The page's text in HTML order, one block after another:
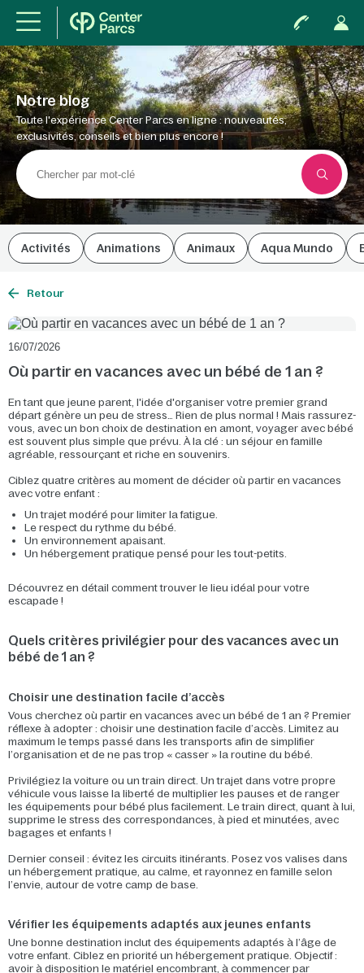
Notre blog
Toute l'expérience Center Parcs en ligne : nouveautés,
exclusivités, conseils et bien plus encore !
Activités Animations Animaux Aqua Mundo
Retour
16/07/2026
Où partir en vacances avec un bébé de 1 an ?
En tant que jeune parent, l'idée d'organiser votre premier grand
départ génère un peu de stress… Rien de plus normal ! Mais rassurez-
vous, avec un bon choix de destination en amont, voyager avec bébé
est souvent plus simple que prévu. À la clé : un séjour en famille
agréable, ressourçant et riche en souvenirs.
Ciblez quatre critères au moment de décider où partir en vacances
avec votre enfant :
Un trajet modéré pour limiter la fatigue.
Le respect du rythme du bébé.
Un environnement apaisant.
Un hébergement pratique pensé pour les tout-petits.
Découvrez en détail comment trouver le lieu idéal pour votre
escapade !
Quels critères privilégier pour des vacances avec un
bébé de 1 an ?
Choisir une destination facile d’accès
Vous cherchez où partir en vacances avec un bébé de 1 an ? Premier
réflexe à adopter : choisir une destination facile d’accès. Limitez au
maximum le temps passé dans les transports afin de simplifier
l’organisation et de ne pas trop « casser » la routine du bébé.
Privilégiez la voiture ou un train direct. Un trajet dans votre propre
véhicule vous laisse la liberté de multiplier les pauses et de ranger
les équipements pour bébé plus facilement. Le train direct, quant à lui,
supprime le stress des correspondances, à pied et minutées, avec
bagages et enfants !
Dernier conseil : évitez les circuits itinérants. Posez vos valises dans
un hébergement pratique, au calme, et rayonnez en famille selon
l’envie, autour de votre camp de base.
Vérifier les équipements adaptés aux jeunes enfants
Une bonne destination inclut des équipements adaptés à l’âge de
votre enfant. Ciblez en priorité un hébergement pratique. Objectif :
avoir à disposition le matériel encombrant, à commencer par